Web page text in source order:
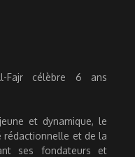
Fajr célèbre 6 ans
et dynamique, le
rédactionnelle et de la
ses fondateurs et